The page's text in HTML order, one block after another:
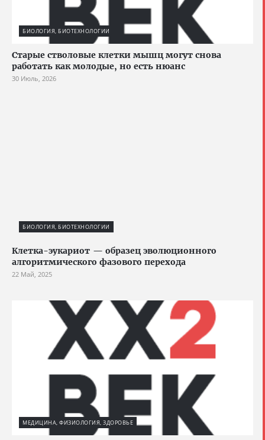
БИОЛОГИЯ, БИОТЕХНОЛОГИИ
Старые стволовые клетки мышц могут снова
работать как молодые, но есть нюанс
30 Июль, 2026
БИОЛОГИЯ, БИОТЕХНОЛОГИИ
Клетка-эукариот — образец эволюционного
алгоритмического фазового перехода
22 Май, 2025
МЕДИЦИНА, ФИЗИОЛОГИЯ, ЗДОРОВЬЕ